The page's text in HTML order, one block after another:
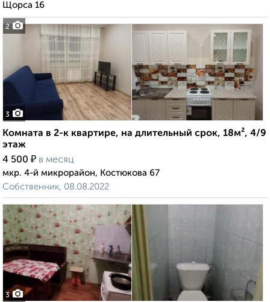
2
Щорса 16
3
Комната в 2-к квартире, на длительный срок, 18м², 4/9
этаж
4 500 ₽ в месяц
мкр. 4-й микрорайон, Костюкова 67
Собственник, 08.08.2022
3